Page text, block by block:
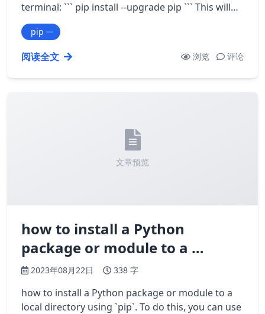
terminal: ``` pip install --upgrade pip ``` This will
upgrade pip to the latest version. You …
pip
阅读全文 浏览 评论
文章预览
how to install a Python
package or module to a …
2023年08月22日 338 字
how to install a Python package or module to a
local directory using `pip`. To do this, you can use